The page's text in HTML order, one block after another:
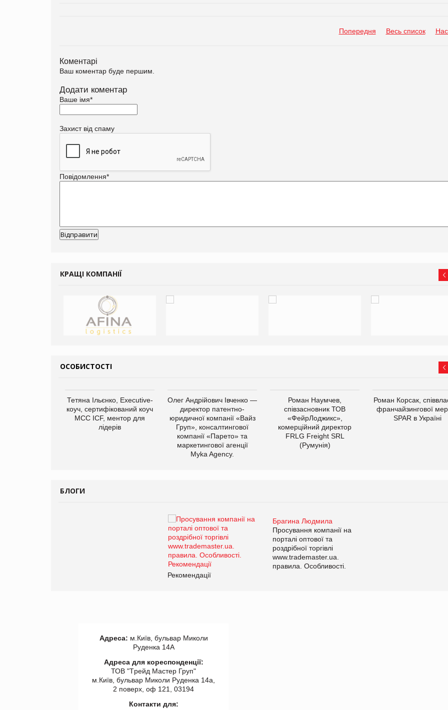
Попередня Весь список
Коментарі
Ваш коментар буде першим.
Додати коментар
Ваше імя*
Захист від спаму
Повідомлення*
КРАЩІ КОМПАНІЇ
ОСОБИСТОСТІ
Тетяна Ільєнко, Executive-
коуч, сертифікований коуч
МСС ICF, ментор для
лідерів
Олег Андрійович Івченко —
директор патентно-
юридичної компанії «Вайз
Груп», консалтингової
компанії «Парето» та
маркетингової агенції
Myka Agency.
Роман Наумчев,
співзасновник ТОВ
«ФейрЛоджикс»,
комерційний директор
FRLG Freight SRL
(Румунія)
Роман Корсак,
франчайзингової
SPAR в Україні
БЛОГИ
Брагина Людмила
Просування компанії на
порталі оптової та
роздрібної торгівлі
www.trademaster.ua.
правила. Особливості.
Рекомендації
Адреса: м.Київ, бульвар Миколи
Руденка 14А
Адреса для кореспонденції:
ТОВ "Tрейд Мастер Груп"
м.Київ, бульвар Миколи Руденка 14а,
2 поверх, оф 121, 03194
Контакти для: